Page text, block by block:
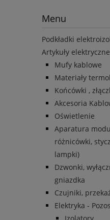
Menu
Podkładki
Artykuły elektryczne
Mufy kablowe
Materiały
Końcówki ,
Akcesoria
Oświetlenie
Aparatura
różnicówki,
lampki)
Dzwonki,
gniazdka
Czujniki,
Elektryka -